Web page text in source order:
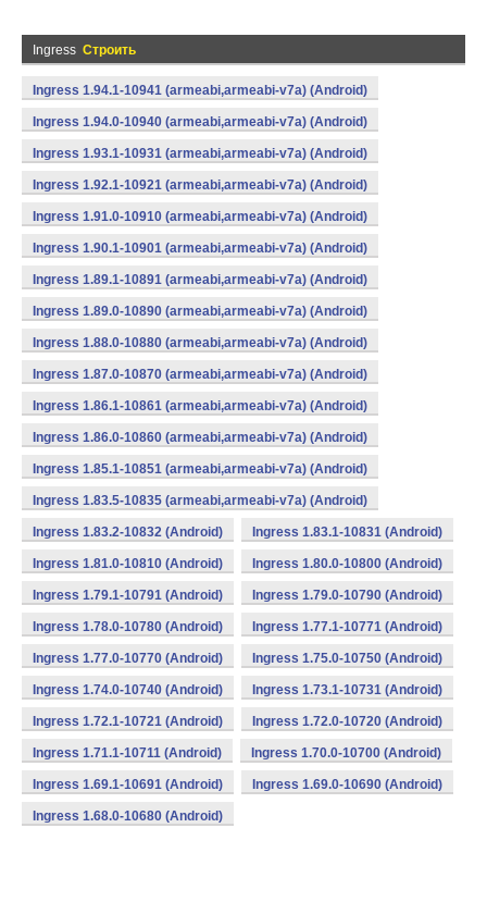
Ingress Строить
Ingress 1.94.1-10941 (armeabi,armeabi-v7a) (Android)
Ingress 1.94.0-10940 (armeabi,armeabi-v7a) (Android)
Ingress 1.93.1-10931 (armeabi,armeabi-v7a) (Android)
Ingress 1.92.1-10921 (armeabi,armeabi-v7a) (Android)
Ingress 1.91.0-10910 (armeabi,armeabi-v7a) (Android)
Ingress 1.90.1-10901 (armeabi,armeabi-v7a) (Android)
Ingress 1.89.1-10891 (armeabi,armeabi-v7a) (Android)
Ingress 1.89.0-10890 (armeabi,armeabi-v7a) (Android)
Ingress 1.88.0-10880 (armeabi,armeabi-v7a) (Android)
Ingress 1.87.0-10870 (armeabi,armeabi-v7a) (Android)
Ingress 1.86.1-10861 (armeabi,armeabi-v7a) (Android)
Ingress 1.86.0-10860 (armeabi,armeabi-v7a) (Android)
Ingress 1.85.1-10851 (armeabi,armeabi-v7a) (Android)
Ingress 1.83.5-10835 (armeabi,armeabi-v7a) (Android)
Ingress 1.83.2-10832 (Android) Ingress 1.83.1-10831 (Android)
Ingress 1.81.0-10810 (Android) Ingress 1.80.0-10800 (Android)
Ingress 1.79.1-10791 (Android) Ingress 1.79.0-10790 (Android)
Ingress 1.78.0-10780 (Android) Ingress 1.77.1-10771 (Android)
Ingress 1.77.0-10770 (Android) Ingress 1.75.0-10750 (Android)
Ingress 1.74.0-10740 (Android) Ingress 1.73.1-10731 (Android)
Ingress 1.72.1-10721 (Android) Ingress 1.72.0-10720 (Android)
Ingress 1.71.1-10711 (Android) Ingress 1.70.0-10700 (Android)
Ingress 1.69.1-10691 (Android) Ingress 1.69.0-10690 (Android)
Ingress 1.68.0-10680 (Android)